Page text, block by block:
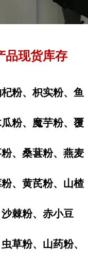
现货库存
粉、枳实粉、鱼
粉、魔芋粉、覆
、桑葚粉、燕麦
、黄芪粉、山楂
棘粉、赤小豆
草粉、山药粉、